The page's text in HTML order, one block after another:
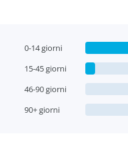
0-14 giorni
15-45 giorni
46-90 giorni
90+ giorni